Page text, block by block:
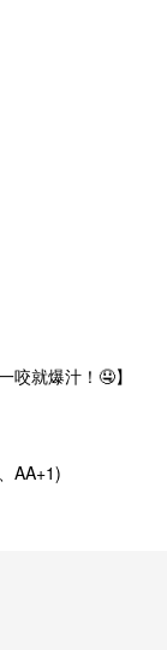
咬就爆汁！ 🤤】
AA+1)